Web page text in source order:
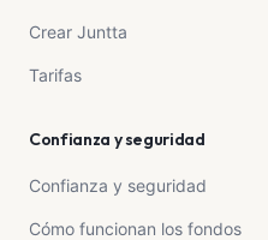
Crear Juntta
Tarifas
Confianza y seguridad
Confianza y seguridad
Cómo funcionan los fondos